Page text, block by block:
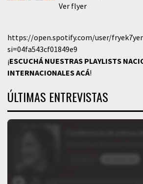
Ver flyer
https://open.spotify.com/user/
si=04fa543cf01849e9
¡ESCUCHÁ NUESTRAS PLAYLISTS
INTERNACIONALESACÁ!
ÚLTIMAS ENTREVISTAS